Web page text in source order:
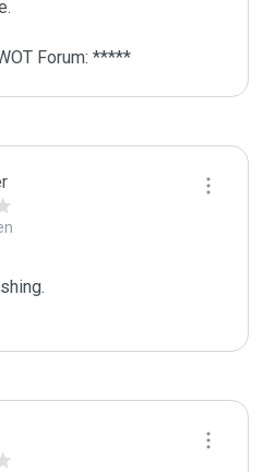
Forum: *****